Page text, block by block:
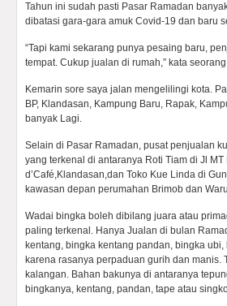
Tahun ini sudah pasti Pasar Ramadan
dibatasi gara-gara amuk Covid-19 dan baru
“Tapi kami sekarang punya pesaing baru,
tempat. Cukup jualan di rumah,” kata
Kemarin sore saya jalan mengelilingi kota.
BP, Klandasan, Kampung Baru, Rapak,
banyak Lagi.
Selain di Pasar Ramadan, pusat penjualan
yang terkenal di antaranya Roti Tiam di Jl
d’Café,Klandasan,dan Toko Kue Linda di
kawasan depan perumahan Brimob dan
Wadai bingka boleh dibilang juara atau
paling terkenal. Hanya Jualan di bulan
kentang, bingka kentang pandan, bingka
karena rasanya perpaduan gurih dan manis.
kalangan. Bahan bakunya di antaranya
bingkanya, kentang, pandan, tape atau